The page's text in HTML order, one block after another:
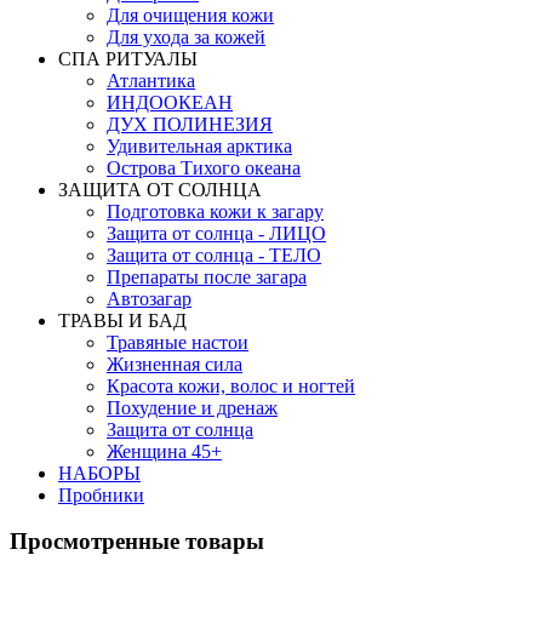
Для очищения кожи
Для ухода за кожей
СПА РИТУАЛЫ
Атлантика
ИНДООКЕАН
ДУХ ПОЛИНЕЗИЯ
Удивительная арктика
Острова Тихого океана
ЗАЩИТА ОТ СОЛНЦА
Подготовка кожи к загару
Защита от солнца - ЛИЦО
Защита от солнца - ТЕЛО
Препараты после загара
Автозагар
ТРАВЫ И БАД
Травяные настои
Жизненная сила
Красота кожи, волос и ногтей
Похудение и дренаж
Защита от солнца
Женщина 45+
НАБОРЫ
Пробники
Просмотренные товары